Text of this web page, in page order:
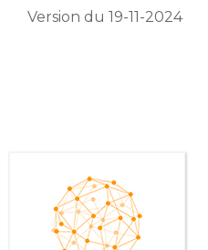
Version du 19-11-2024